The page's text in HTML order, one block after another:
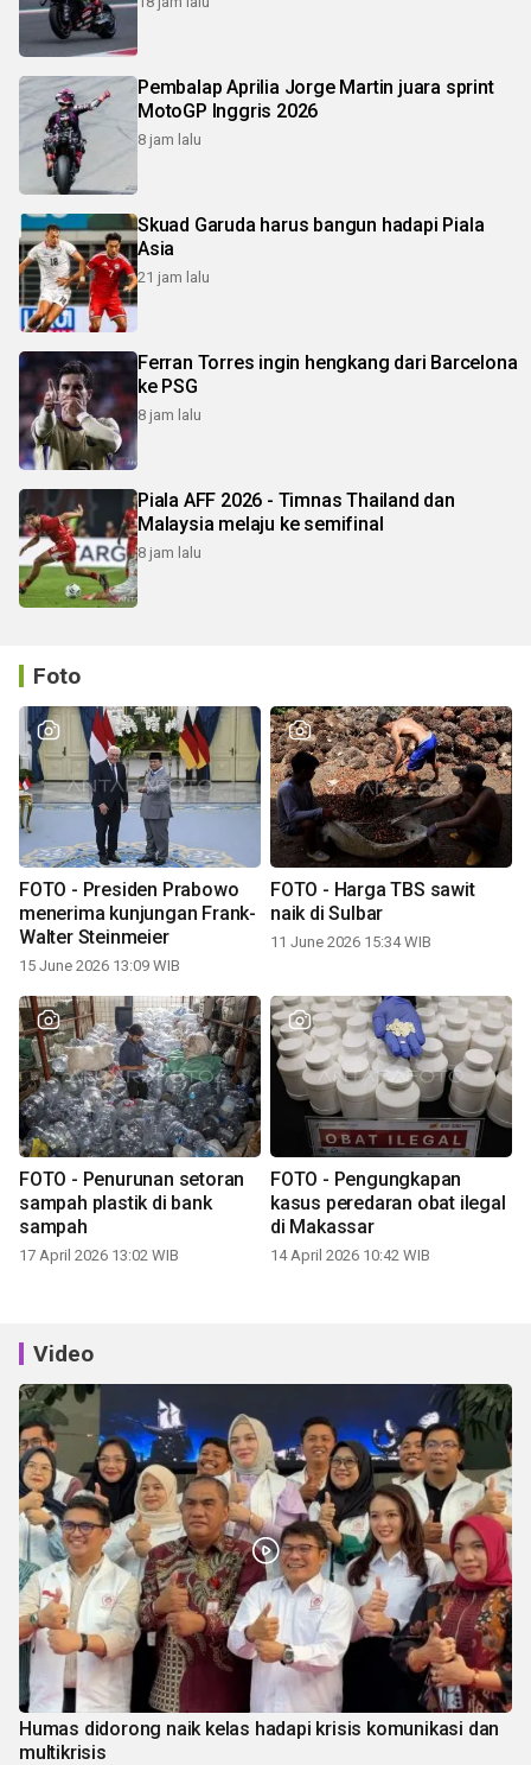
Pembalap Aprilia Jorge Martin juara sprint
MotoGP Inggris 2026
8 jam lalu
Skuad Garuda harus bangun hadapi Piala
Asia
21 jam lalu
Ferran Torres ingin hengkang dari Barcelona
ke PSG
8 jam lalu
Piala AFF 2026 - Timnas Thailand dan
Malaysia melaju ke semifinal
8 jam lalu
Foto
FOTO - Presiden Prabowo
menerima kunjungan Frank-
Walter Steinmeier
15 June 2026 13:09 WIB
FOTO - Harga TBS sawit
naik di Sulbar
11 June 2026 15:34 WIB
FOTO - Penurunan setoran
sampah plastik di bank
sampah
17 April 2026 13:02 WIB
FOTO - Pengungkapan
kasus peredaran obat ilegal
di Makassar
14 April 2026 10:42 WIB
Video
Humas didorong naik kelas hadapi krisis komunikasi dan
multikrisis